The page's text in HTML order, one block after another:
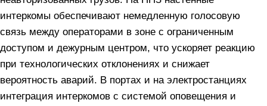
интеркомы обеспечивают немедленную голосовую
связь между операторами в зоне с ограниченным
доступом и дежурным центром, что ускоряет реакцию
при технологических отклонениях и снижает
вероятность аварий. В портах и на электростанциях
интеграция интеркомов с системой оповещения и